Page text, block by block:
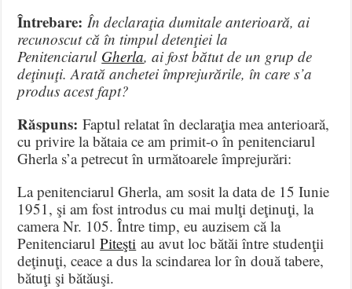
Întrebare: În declaraţia dumitale anterioară, ai
recunoscut că în timpul detenţiei la
Penitenciarul Gherla, ai fost bătut de un grup de
deţinuţi. Arată anchetei împrejurările, în care s’a
produs acest fapt?
Răspuns: Faptul relatat în declaraţia mea anterioară,
cu privire la bătaia ce am primit-o în penitenciarul
Gherla s’a petrecut în următoarele împrejurări:
La penitenciarul Gherla, am sosit la data de 15 Iunie
1951, şi am fost introdus cu mai mulţi deţinuţi, la
camera Nr. 105. Între timp, eu auzisem că la
PenitenciarulPiteşti au avut loc bătăi între studenţii
deţinuţi, ceace a dus la scindarea lor în două tabere,
bătuţi şi bătăuşi.